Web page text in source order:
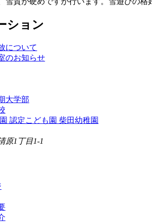
ション
について
のお知らせ
原1丁目1-1